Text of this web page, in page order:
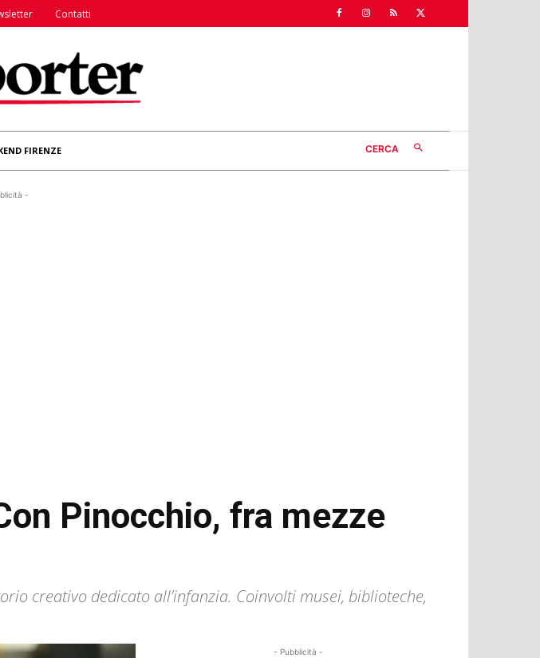
Contatti
FIRENZE CERCA
-
Pinocchio, fra mezze
creativo dedicato all’infanzia. Coinvolti musei, biblioteche,
- Pubblicità -